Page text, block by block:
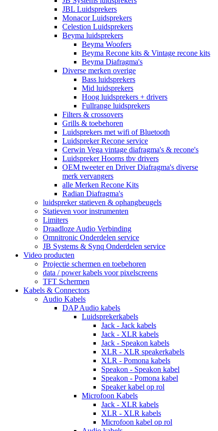
JBL Luidsprekers
Monacor Luidsprekers
Celestion Luidsprekers
Beyma luidsprekers
Beyma Woofers
Beyma Recone kits & Vintage recone kits
Beyma Diafragma's
Diverse merken overige
Bass luidsprekers
Mid luidsprekers
Hoog luidsprekers + drivers
Fullrange luidsprekers
Filters & crossovers
Grills & toebehoren
Luidsprekers met wifi of Bluetooth
Luidspreker Recone service
Cerwin Vega vintage diafragma's & recone's
Luidspreker Hoorns tbv drivers
OEM tweeter en Driver Diafragma's diverse
merk vervangers
alle Merken Recone Kits
Radian Diafragma's
luidspreker statieven & ophangbeugels
Statieven voor instrumenten
Limiters
Draadloze Audio Verbinding
Omnitronic Onderdelen service
JB Systems & Synq Onderdelen service
Video producten
Projectie schermen en toebehoren
data / power kabels voor pixelscreens
TFT Schermen
Kabels & Connectors
Audio Kabels
DAP Audio kabels
Luidsprekerkabels
Jack - Jack kabels
Jack - XLR kabels
Jack - Speakon kabels
XLR - XLR speakerkabels
XLR - Pomona kabels
Speakon - Speakon kabel
Speakon - Pomona kabel
Speaker kabel op rol
Microfoon Kabels
Jack - XLR kabels
XLR - XLR kabels
Microfoon kabel op rol